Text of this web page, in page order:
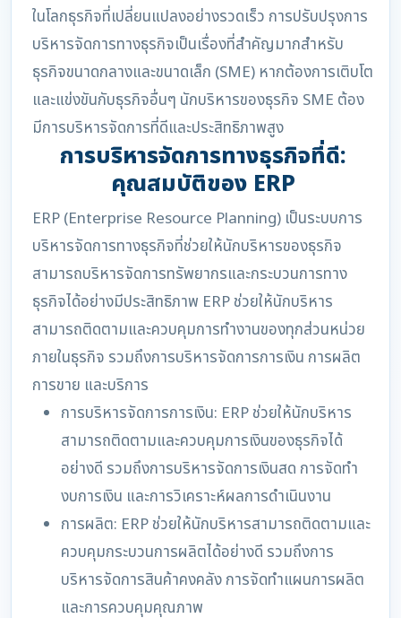
ในโลกธุรกิจที่เปลี่ยนแปลงอย่างรวดเร็ว การปรับปรุงการ
บริหารจัดการทางธุรกิจเป็นเรื่องที่สำคัญมากสำหรับ
ธุรกิจขนาดกลางและขนาดเล็ก (SME) หากต้องการเติบโต
และแข่งขันกับธุรกิจอื่นๆ นักบริหารของธุรกิจ SME ต้อง
มีการบริหารจัดการที่ดีและประสิทธิภาพสูง
การบริหารจัดการทางธุรกิจที่ดี:
คุณสมบัติของ ERP
ERP (Enterprise Resource Planning) เป็นระบบการ
บริหารจัดการทางธุรกิจที่ช่วยให้นักบริหารของธุรกิจ
สามารถบริหารจัดการทรัพยากรและกระบวนการทาง
ธุรกิจได้อย่างมีประสิทธิภาพ ERP ช่วยให้นักบริหาร
สามารถติดตามและควบคุมการทำงานของทุกส่วนหน่วย
ภายในธุรกิจ รวมถึงการบริหารจัดการการเงิน การผลิต
การขาย และบริการ
การบริหารจัดการการเงิน: ERP ช่วยให้นักบริหาร
สามารถติดตามและควบคุมการเงินของธุรกิจได้
อย่างดี รวมถึงการบริหารจัดการเงินสด การจัดทำ
งบการเงิน และการวิเคราะห์ผลการดำเนินงาน
การผลิต: ERP ช่วยให้นักบริหารสามารถติดตามและ
ควบคุมกระบวนการผลิตได้อย่างดี รวมถึงการ
บริหารจัดการสินค้าคงคลัง การจัดทำแผนการผลิต
และการควบคุมคุณภาพ